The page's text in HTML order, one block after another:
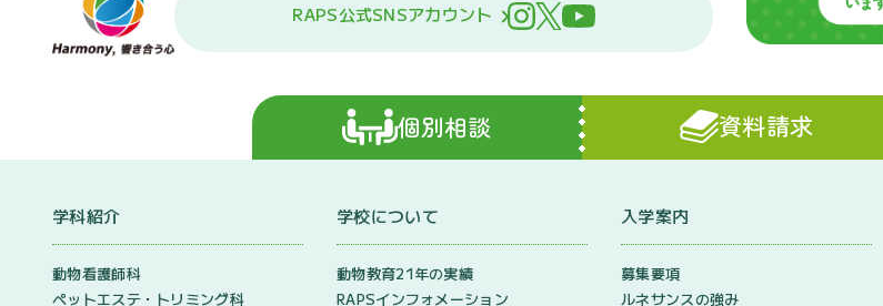
RAPS公式SNSアカウント
個別相談 資料請求
学科紹介
動物看護師科
ペットエステ・トリミング科
学校について
動物教育21年の実績
RAPSインフォメーション
入学案内
募集要項
ルネサンスの強み